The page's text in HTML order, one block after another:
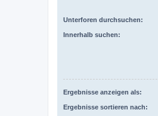
Unterforen durchsuchen:
Innerhalb suchen:
Ergebnisse anzeigen als:
Ergebnisse sortieren nach: